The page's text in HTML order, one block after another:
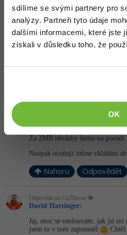
sdílíme se svými partnery pro
analýzy. Partneři tyto údaje
dalšími informacemi, které jste
získali v důsledku toho, že
OK
Nahoru Odpovědět
Kit:
Za 2MB obrázky šumu na pozadí
Naopak oceňuji inline vkládání
Nahoru Odpovědět
Odpovídá na CutThroat
David Hartinger:
Jaj, moc se omlouvám, jak jsi mi
jsem to v tom zapomněl
Chtěl